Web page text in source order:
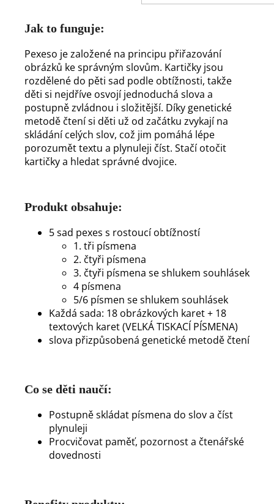
KOŠÍKU
Jak to funguje:
Pexeso je založené na principu přiřazování
obrázků ke správným slovům. Kartičky jsou
rozdělené do pěti sad podle obtížnosti, takže
děti si nejdříve osvojí jednoduchá slova a
postupně zvládnou i složitější. Díky genetické
metodě čtení si děti už od začátku zvykají na
skládání celých slov, což jim pomáhá lépe
porozumět textu a plynuleji číst. Stačí otočit
kartičky a hledat správné dvojice.
Produkt obsahuje:
5 sad pexes s rostoucí obtížností
1. tři písmena
2. čtyři písmena
3. čtyři písmena se shlukem souhlásek
4 písmena
5/6 písmen se shlukem souhlásek
Každá sada: 18 obrázkových karet + 18
textových karet (VELKÁ TISKACÍ PÍSMENA)
slova přizpůsobená genetické metodě čtení
Co se děti naučí:
Postupně skládat písmena do slov a číst
plynuleji
Procvičovat paměť, pozornost a čtenářské
dovednosti